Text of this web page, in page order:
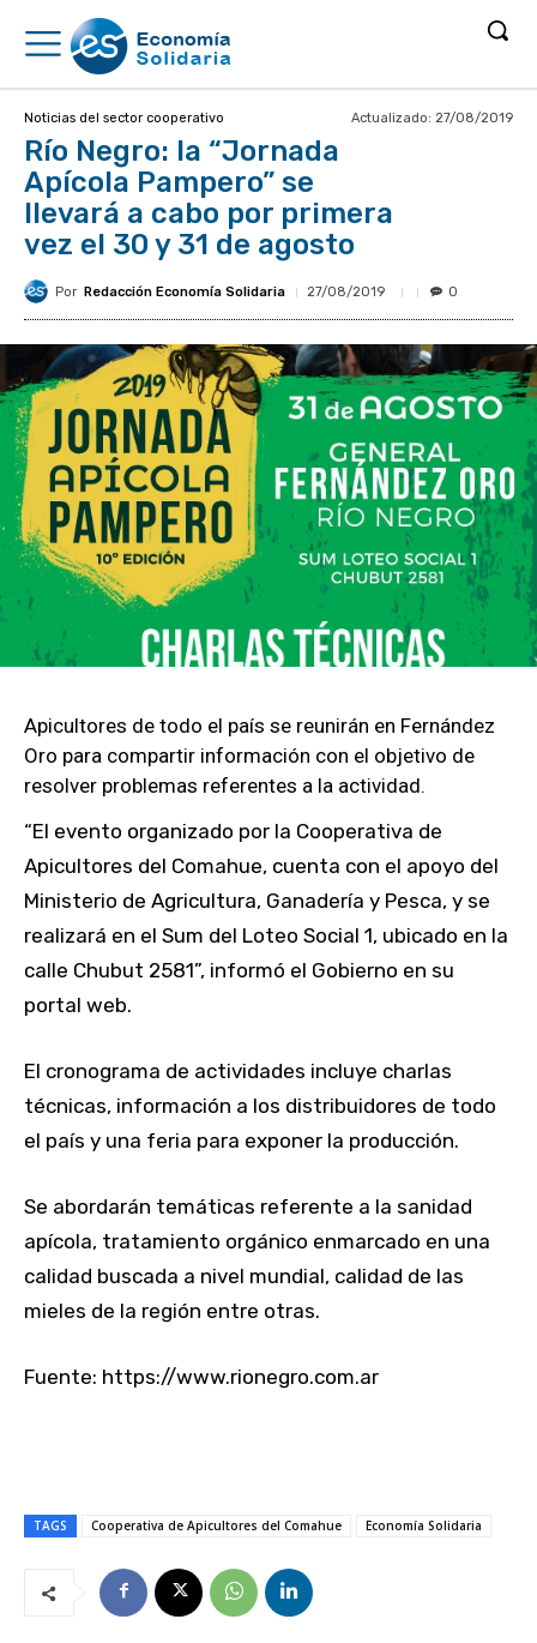
Noticias del sector cooperativo Actualizado: 27/08/2019
Río Negro: la “Jornada
Apícola Pampero” se
llevará a cabo por primera
vez el 30 y 31 de agosto
Por Redacción Economía Solidaria 27/08/2019 0
Apicultores de todo el país se reunirán en Fernández
Oro para compartir información con el objetivo de
resolver problemas referentes a la actividad.
“El evento organizado por la Cooperativa de
Apicultores del Comahue, cuenta con el apoyo del
Ministerio de Agricultura, Ganadería y Pesca, y se
realizará en el Sum del Loteo Social 1, ubicado en la
calle Chubut 2581”, informó el Gobierno en su
portal web.
El cronograma de actividades incluye charlas
técnicas, información a los distribuidores de todo
el país y una feria para exponer la producción.
Se abordarán temáticas referente a la sanidad
apícola, tratamiento orgánico enmarcado en una
calidad buscada a nivel mundial, calidad de las
mieles de la región entre otras.
Fuente: https://www.rionegro.com.ar
TAGS Cooperativa de Apicultores del Comahue Economía Solidaria